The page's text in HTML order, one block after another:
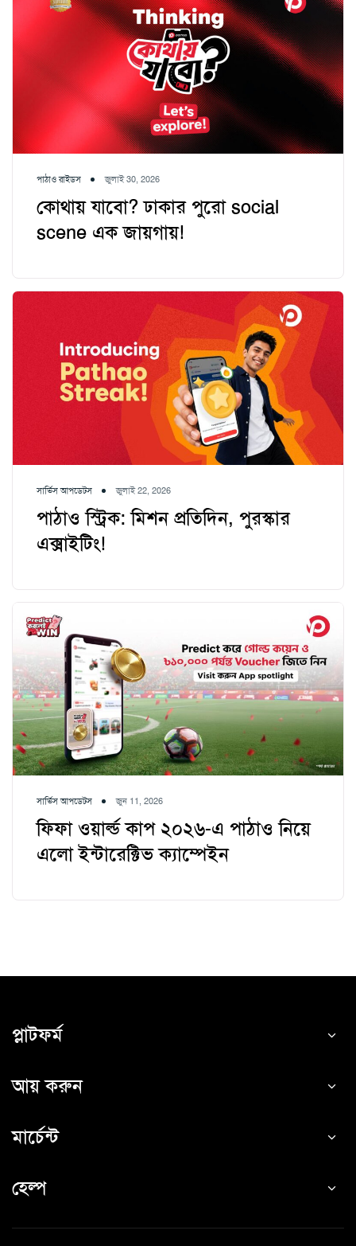
পাঠাও রাইডস জুলাই 30, 2026
কোথায় যাবো? ঢাকার পুরো social
scene এক জায়গায়!
সার্ভিস আপডেটস জুলাই 22, 2026
পাঠাও স্ট্রিক: মিশন প্রতিদিন, পুরস্কার
এক্সাইটিং!
সার্ভিস আপডেটস জুন 11, 2026
ফিফা ওয়ার্ল্ড কাপ ২০২৬-এ পাঠাও নিয়ে
এলো ইন্টারেক্টিভ ক্যাম্পেইন
প্লাটফর্ম
আয় করুন
মার্চেন্ট
হেল্প